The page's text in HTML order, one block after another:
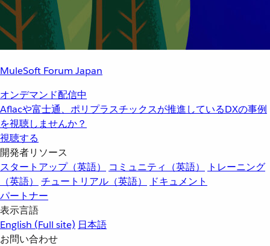
MuleSoft Forum Japan
オンデマンド配信中
Aflacや富士通、ポリプラスチックスが推進しているDXの事例
を視聴しませんか？
視聴する
開発者リソース
スタートアップ（英語）
コミュニティ（英語）
トレーニング
（英語）
チュートリアル（英語）
ドキュメント
パートナー
表示言語
English (Full site) 日本語
お問い合わせ